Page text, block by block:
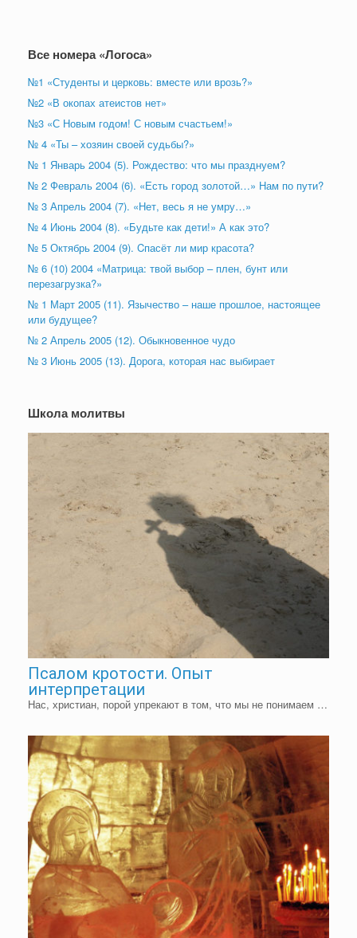
Все номера «Логоса»
№1 «Студенты и церковь: вместе или врозь?»
№2 «В окопах атеистов нет»
№3 «С Новым годом! С новым счастьем!»
№ 4 «Ты – хозяин своей судьбы?»
№ 1 Январь 2004 (5). Рождество: что мы празднуем?
№ 2 Февраль 2004 (6). «Есть город золотой…» Нам по пути?
№ 3 Апрель 2004 (7). «Нет, весь я не умру…»
№ 4 Июнь 2004 (8). «Будьте как дети!» А как это?
№ 5 Октябрь 2004 (9). Cпасёт ли мир красота?
№ 6 (10) 2004 «Матрица: твой выбор – плен, бунт или
перезагрузка?»
№ 1 Март 2005 (11). Язычество – наше прошлое, настоящее
или будущее?
№ 2 Апрель 2005 (12). Обыкновенное чудо
№ 3 Июнь 2005 (13). Дорога, которая нас выбирает
Школа молитвы
Псалом кротости. Опыт
интерпретации
Нас, христиан, порой упрекают в том, что мы не понимаем …